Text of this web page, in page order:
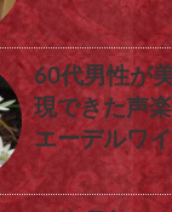
60代男性が
現できた声
エーデルワ